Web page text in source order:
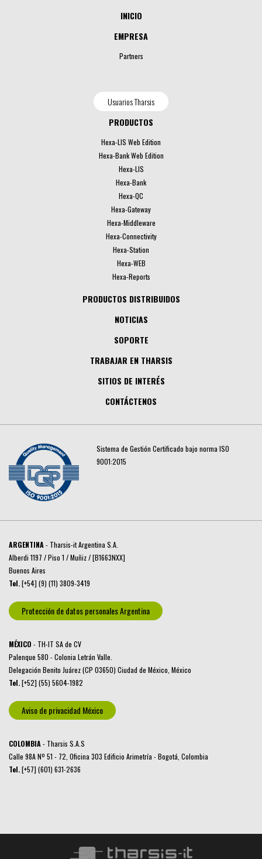
INICIO
EMPRESA
Partners
Usuarios Tharsis
PRODUCTOS
Hexa-LIS Web Edition
Hexa-Bank Web Edition
Hexa-LIS
Hexa-Bank
Hexa-QC
Hexa-Gateway
Hexa-Middleware
Hexa-Connectivity
Hexa-Station
Hexa-WEB
Hexa-Reports
PRODUCTOS DISTRIBUIDOS
NOTICIAS
SOPORTE
TRABAJAR EN THARSIS
SITIOS DE INTERÉS
CONTÁCTENOS
Sistema de Gestión Certificado bajo norma ISO
9001:2015
ARGENTINA - Tharsis-it Argentina S.A.
Alberdi 1197 / Piso 1 / Muñiz / [B1663NXX]
Buenos Aires
Tel.[+54] (9) (11) 3809-3419
Protección de datos personales Argentina
MÉXICO - TH-IT SA de CV
Palenque 580 - Colonia Letrán Valle.
Delegación Benito Juárez (CP 03650) Ciudad de México, México
Tel.[+52] (55) 5604-1982
Aviso de privacidad México
COLOMBIA - Tharsis S.A.S
Calle 98A Nº 51 - 72, Oficina 303 Edificio Arimetría - Bogotá, Colombia
Tel.[+57] (601) 631-2636